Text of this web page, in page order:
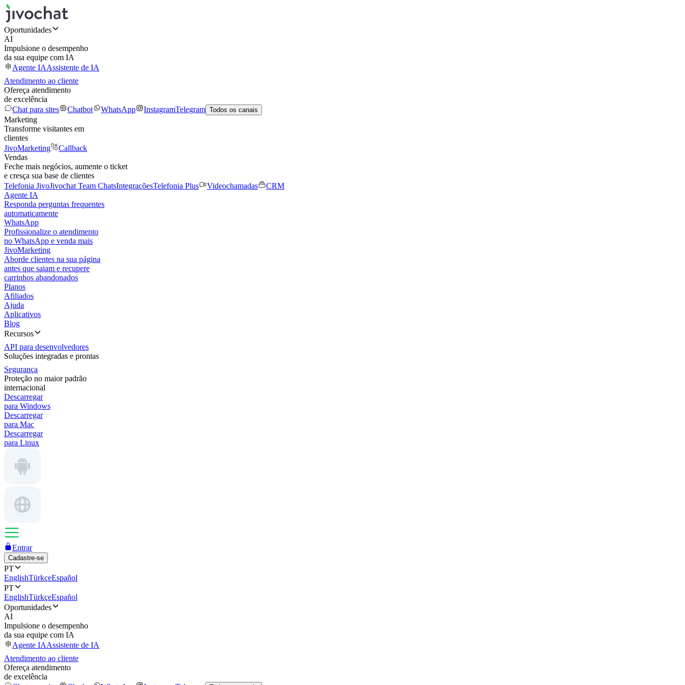
Oportunidades
AI
Impulsione o desempenho
da sua equipe com IA
Agente IAAssistente de IA
Atendimento ao cliente
Ofereça atendimento
de excelência
Chat para sites
Chatbot WhatsApp InstagramTelegram Todos os canais
Marketing
Transforme visitantes em
clientes
JivoMarketing
Callback
Vendas
Feche mais negócios, aumente o ticket
e cresça sua base de clientes
Telefonia JivoJivochat Team ChatsIntegraçõesTelefonia Plus Videochamadas
CRM
Agente IA
Responda perguntas frequentes
automaticamente
WhatsApp
Profissionalize o atendimento
no WhatsApp e venda mais
JivoMarketing
Aborde clientes na sua página
antes que saiam e recupere
carrinhos abandonados
Planos
Afiliados
Ajuda
Aplicativos
Blog
Recursos
API para desenvolvedores
Soluções integradas e prontas
Segurança
Proteção no maior padrão
internacional
Descarregar
para Windows
Descarregar
para Mac
Descarregar
para Linux
Entrar
Cadastre-se
PT
EnglishTürkçeEspañol
PT
EnglishTürkçeEspañol
Oportunidades
AI
Impulsione o desempenho
da sua equipe com IA
Agente IAAssistente de IA
Atendimento ao cliente
Ofereça atendimento
de excelência